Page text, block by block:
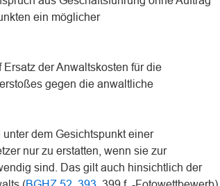
ein möglicher
Ersatz der Anwaltskosten für die
gegen die anwaltliche
dem Gesichtspunkt einer
nur zu erstatten, wenn sie zur
sind. Das gilt auch hinsichtlich der